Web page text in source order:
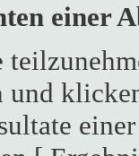
einer
und